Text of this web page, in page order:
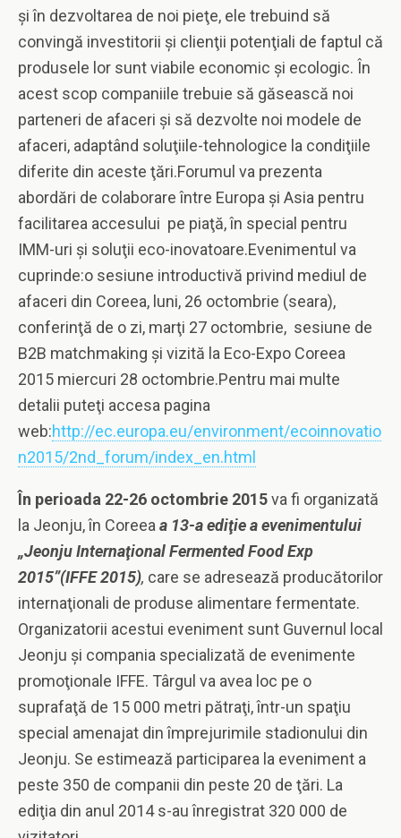
şi în dezvoltarea de noi pieţe, ele trebuind să
convingă investitorii şi clienţii potenţiali de faptul că
produsele lor sunt viabile economic şi ecologic. În
acest scop companiile trebuie să găsească noi
parteneri de afaceri şi să dezvolte noi modele de
afaceri, adaptând soluţiile-tehnologice la condiţiile
diferite din aceste ţări.Forumul va prezenta
abordări de colaborare între Europa şi Asia pentru
facilitarea accesului pe piaţă, în special pentru
IMM-uri şi soluţii eco-inovatoare.Evenimentul va
cuprinde:o sesiune introductivă privind mediul de
afaceri din Coreea, luni, 26 octombrie (seara),
conferinţă de o zi, marţi 27 octombrie, sesiune de
B2B matchmaking şi vizită la Eco-Expo Coreea
2015 miercuri 28 octombrie.Pentru mai multe
detalii puteţi accesa pagina
web:http://ec.europa.eu/environment/ecoinnovatio
n2015/2nd_forum/index_en.html
În perioada 22-26 octombrie 2015va fi organizată
la Jeonju, în Coreea a 13-a ediţie aevenimentului
„Jeonju Internaţional Fermented Food Exp
2015”(IFFE 2015), care se adresează producătorilor
internaţionali de produse alimentare fermentate.
Organizatorii acestui eveniment sunt Guvernul local
Jeonju şi compania specializată de evenimente
promoţionale IFFE. Târgul va avea loc pe o
suprafaţă de 15 000 metri pătraţi, într-un spaţiu
special amenajat din împrejurimile stadionului din
Jeonju. Se estimează participarea la eveniment a
peste 350 de companii din peste 20 de ţări. La
ediţia din anul 2014 s-au înregistrat 320 000 de